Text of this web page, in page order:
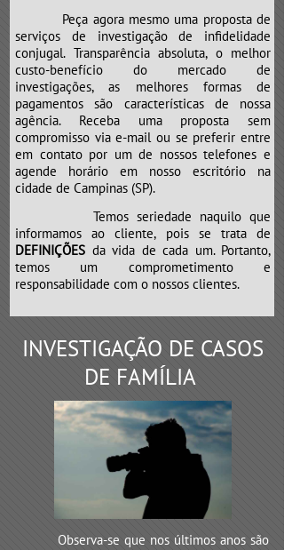
Peça agora mesmo uma proposta de
serviços de investigação de infidelidade
conjugal. Transparência absoluta, o melhor
custo-benefício do mercado de
investigações, as melhores formas de
pagamentos são características de nossa
agência. Receba uma proposta sem
compromisso via e-mail ou se preferir entre
em contato por um de nossos telefones e
agende horário em nosso escritório na
cidade de Campinas (SP).
Temos seriedade naquilo que
informamos ao cliente, pois se trata de
DEFINIÇÕES da vida de cada um. Portanto,
temos um comprometimento e
responsabilidade com o nossos clientes.
INVESTIGAÇÃO DE CASOS
DE FAMÍLIA
Observa-se que nos últimos anos são